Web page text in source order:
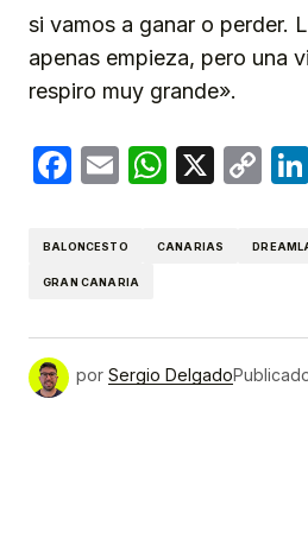
si vamos a ganar o perder.
apenas empieza, pero una
respiro muy grande».
Facebook
Email X
BALONCESTO CANARIAS
GRAN CANARIA
por Sergio Delgado